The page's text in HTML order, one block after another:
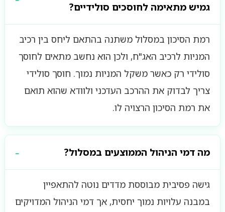
גמיש מתאימה לחוסכים סולידיים?
רמת הסיכון במסלול משתנה בהתאם ליחס בין רכיב
המניות לרכיב האג"ח, ולכן הוא נחשב מתאים לחוסך
סולידי רק כאשר משקל המניות נמוך. חוסך סולידי
צריך לבדוק את ההרכב העדכני ולוודא שהוא תואם
את רמת הסיכון הרצויה לו.
מה דמי הניהול הממוצעים במסלול?
גישה פסיבית מבוססת מדדים נוטה להתאפיין
במבנה עלויות נמוך יחסית, אך דמי הניהול המדויקים